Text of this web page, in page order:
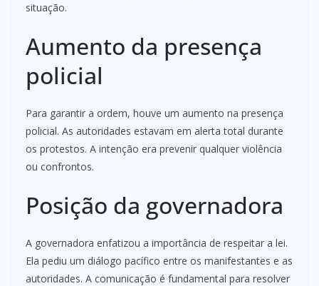
situação.
Aumento da presença
policial
Para garantir a ordem, houve um aumento na presença
policial. As autoridades estavam em alerta total durante
os protestos. A intenção era prevenir qualquer violência
ou confrontos.
Posição da governadora
A governadora enfatizou a importância de respeitar a lei.
Ela pediu um diálogo pacífico entre os manifestantes e as
autoridades. A comunicação é fundamental para resolver